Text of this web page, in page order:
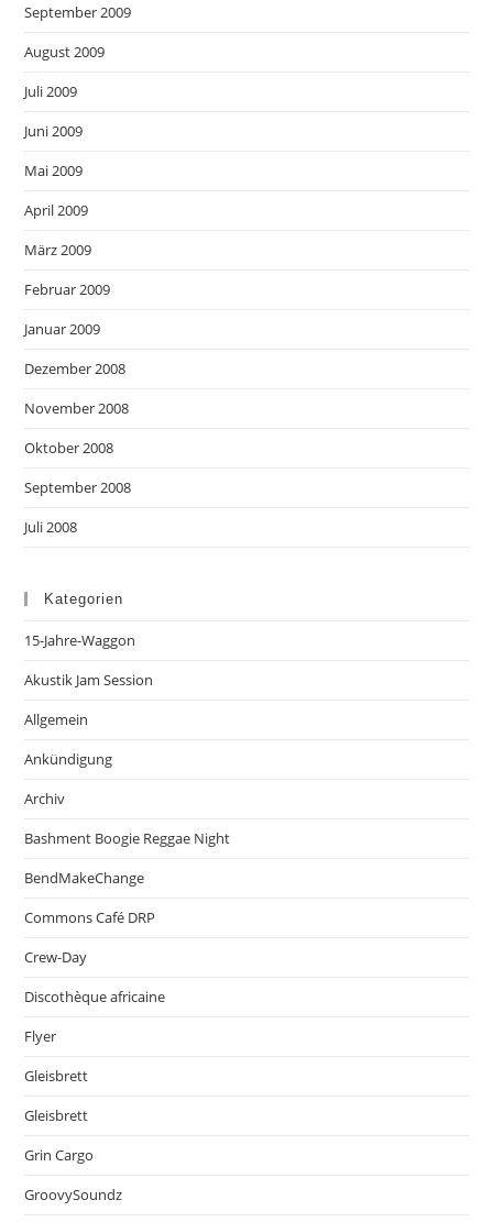
September 2009
August 2009
Juli 2009
Juni 2009
Mai 2009
April 2009
März 2009
Februar 2009
Januar 2009
Dezember 2008
November 2008
Oktober 2008
September 2008
Juli 2008
Kategorien
15-Jahre-Waggon
Akustik Jam Session
Allgemein
Ankündigung
Archiv
Bashment Boogie Reggae Night
BendMakeChange
Commons Café DRP
Crew-Day
Discothèque africaine
Flyer
Gleisbrett
Gleisbrett
Grin Cargo
GroovySoundz